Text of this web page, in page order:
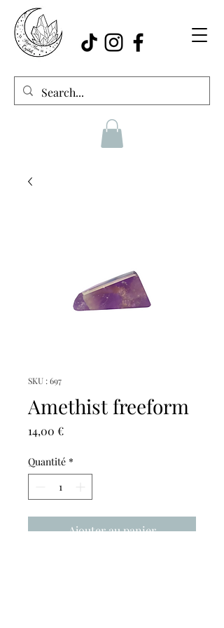
SKU : 697
Amethist freeform
14,00 €Prix
Quantité *
Ajouter au panier